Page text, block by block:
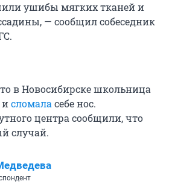
ушибы мягких тканей и
— сообщил собеседник
в Новосибирске школьница
исломаласебе нос.
центра сообщили, что
случай.